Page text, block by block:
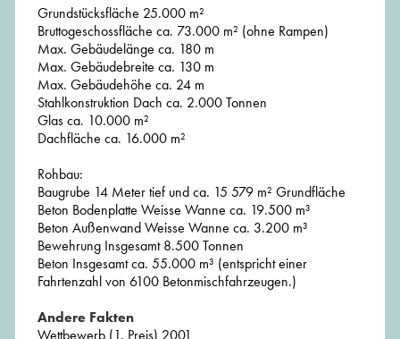
Grundstücksfläche 25.000 m²
Bruttogeschossfläche ca. 73.000 m² (ohne Rampen)
Max. Gebäudelänge ca. 180 m
Max. Gebäudebreite ca. 130 m
Max. Gebäudehöhe ca. 24 m
Stahlkonstruktion Dach ca. 2.000 Tonnen
Glas ca. 10.000 m²
Dachfläche ca. 16.000 m²
Rohbau:
Baugrube 14 Meter tief und ca. 15 579 m² Grundfläche
Beton Bodenplatte Weisse Wanne ca. 19.500 m³
Beton Außenwand Weisse Wanne ca. 3.200 m³
Bewehrung Insgesamt 8.500 Tonnen
Beton Insgesamt ca. 55.000 m³ (entspricht einer
Fahrtenzahl von 6100 Betonmischfahrzeugen.)
Andere Fakten
Wettbewerb (1. Preis) 2001